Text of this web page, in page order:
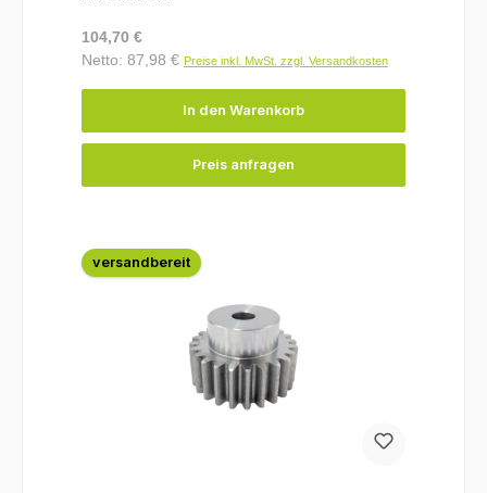
Regulärer Preis:
104,70 €
Netto: 87,98 € Preise inkl. MwSt. zzgl. Versandkosten
In den Warenkorb
Preis anfragen
versandbereit